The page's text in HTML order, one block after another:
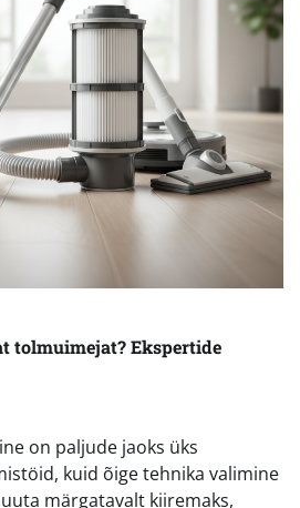
tolmuimejat? Ekspertide
on paljude jaoks üks
kuid õige tehnika valimine
märgatavalt kiiremaks,